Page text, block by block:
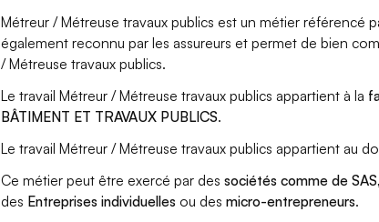
Métreur / Métreuse travaux publics est un métier référencé
également reconnu par les assureurs et permet de bien
/ Métreuse travaux publics.
Le travail Métreur / Métreuse travaux publics appartient à la
BÂTIMENT ET TRAVAUX PUBLICS.
Le travail Métreur / Métreuse travaux publics appartient au
Ce métier peut être exercé par dessociétés comme de
des Entreprises individuelles ou desmicro-entrepreneurs.